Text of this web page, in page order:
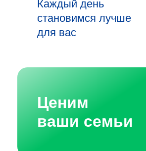
Каждый день
становимся лучше
для вас
Ценим
ваши семьи